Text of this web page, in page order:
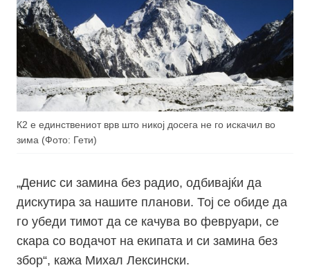
К2 е единствениот врв што никој досега не го искачил во
зима (Фото: Гети)
„Денис си замина без радио, одбивајќи да
дискутира за нашите планови. Тој се обиде да
го убеди тимот да се качува во февруари, се
скара со водачот на екипата и си замина без
збор“, кажа Михал Лексински.